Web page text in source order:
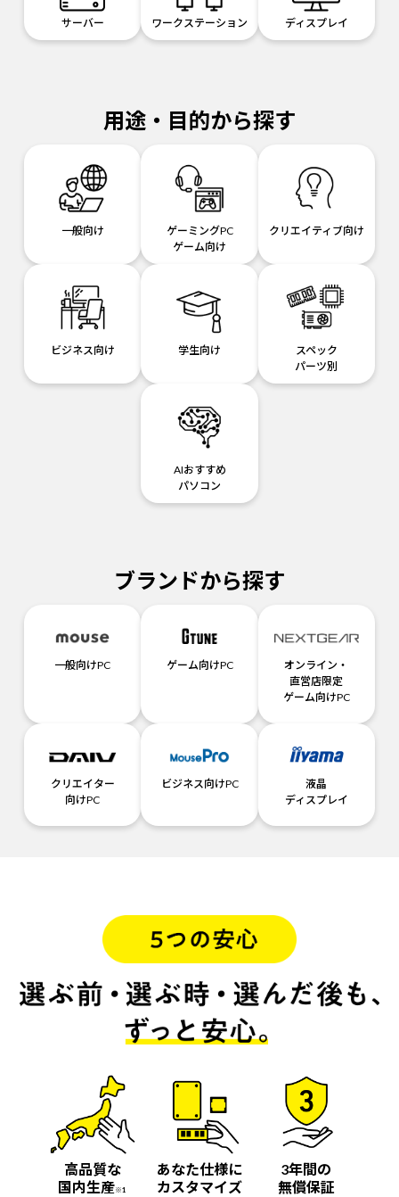
サーバー ワークステーション ディスプレイ
用途・目的から探す
一般向け
ゲーミングPC
ゲーム向け
クリエイティブ向け
ビジネス向け 学生向け
スペック
パーツ別
AIおすすめ
パソコン
ブランドから探す
一般向けPC ゲーム向けPC
オンライン・
直営店限定
ゲーム向けPC
クリエイター
向けPC
ビジネス向けPC
液晶
ディスプレイ
高品質な
国内生産※1
あなた仕様に
カスタマイズ
3年間の
無償保証